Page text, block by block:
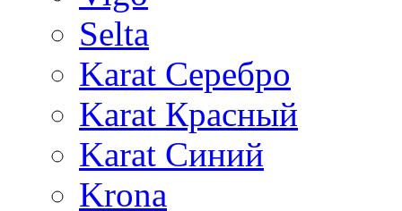
Selta
Karat Серебро
Karat Красный
Karat Синий
Krona